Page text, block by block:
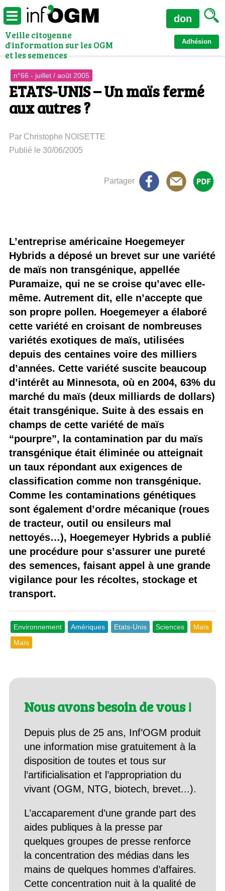
Veille citoyenne
d'information sur les OGM
et les semences
Adhésion
don
n°66 - juillet / août 2005
ETATS-UNIS – Un maïs fermé
aux autres ?
Par Christophe NOISETTE
Publié le 30/06/2005
Partager
L’entreprise américaine Hoegemeyer
Hybrids a déposé un brevet sur une variété
de maïs non transgénique, appellée
Puramaize, qui ne se croise qu’avec elle-
même. Autrement dit, elle n’accepte que
son propre pollen. Hoegemeyer a élaboré
cette variété en croisant de nombreuses
variétés exotiques de maïs, utilisées
depuis des centaines voire des milliers
d’années. Cette variété suscite beaucoup
d’intérêt au Minnesota, où en 2004, 63% du
marché du maïs (deux milliards de dollars)
était transgénique. Suite à des essais en
champs de cette variété de maïs
“pourpre”, la contamination par du maïs
transgénique était éliminée ou atteignait
un taux répondant aux exigences de
classification comme non transgénique.
Comme les contaminations génétiques
sont également d’ordre mécanique (roues
de tracteur, outil ou ensileurs mal
nettoyés…), Hoegemeyer Hybrids a publié
une procédure pour s’assurer une pureté
des semences, faisant appel à une grande
vigilance pour les récoltes, stockage et
transport.
Environnement Amériques Etats-Unis Sciences
Maïs
Maïs
Nous avons besoin de vous !
Depuis plus de 25 ans, Inf’OGM produit
une information mise gratuitement à la
disposition de toutes et tous sur
l’artificialisation et l’appropriation du
vivant (OGM, NTG, biotech, brevet...).
L’accaparement d’une grande part des
aides publiques à la presse par
quelques groupes de presse renforce
la concentration des médias dans les
mains de quelques hommes d’affaires.
Cette concentration nuit à la qualité de